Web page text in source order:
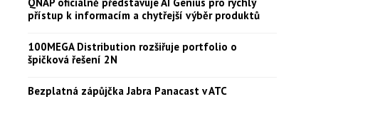
QNAP oficiálně představuje AI Genius pro rychlý
přístup k informacím a chytřejší výběr produktů
100MEGA Distribution rozšiřuje portfolio o
špičková řešení 2N
Bezplatná zápůjčka Jabra Panacast v ATC